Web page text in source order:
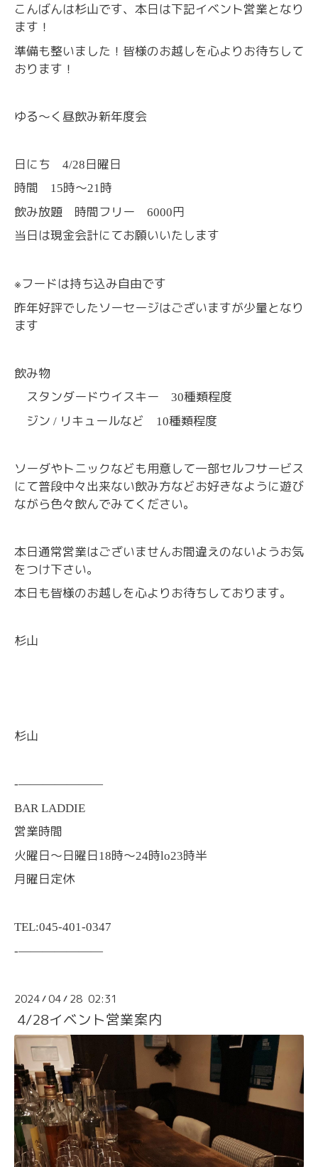
こんばんは杉山です、本日は下記イベント営業となり
ます！
準備も整いました！皆様のお越しを心よりお待ちして
おります！
ゆる〜く昼飲み新年度会
日にち 4/28日曜日
時間
15時〜21時
飲み放題 時間フリー
6000円
当日は現金会計にてお願いいたします
※フードは持ち込み自由です
昨年好評でしたソーセージはございますが少量となり
ます
飲み物
スタンダードウイスキー
30種類程度
ジン / リキュールなど 10種類程度
ソーダやトニックなども用意して一部セルフサービス
にて普段中々出来ない飲み方などお好きなように遊び
ながら色々飲んでみてください。
本日通常営業はございませんお間違えのないようお気
をつけ下さい。
本日も皆様のお越しを心よりお待ちしております。
杉山
杉山
-———————
BAR LADDIE
営業時間
火曜日〜日曜日18時〜24時lo23時半
月曜日定休
TEL:045-401-0347
-———————
2024/04/ 28 02:31
4/28イベント営業案内